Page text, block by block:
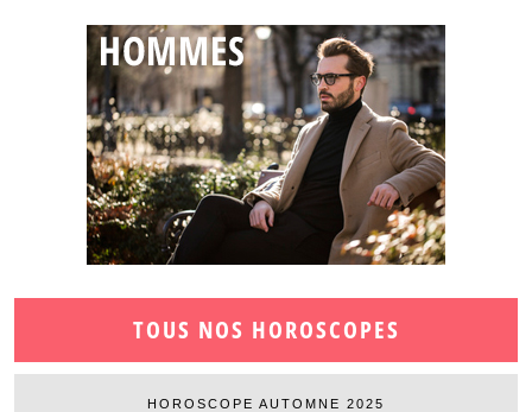
TOUS NOS HOROSCOPES
HOROSCOPE AUTOMNE 2025